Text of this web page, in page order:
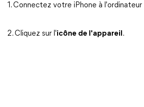
1. Connectez votre iPhone à l'ordinateur
2. Cliquez sur l'icône de l'appareil .